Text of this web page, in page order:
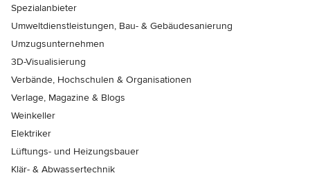
Spezialanbieter
Umweltdienstleistungen, Bau- & Gebäudesanierung
Umzugsunternehmen
3D-Visualisierung
Verbände, Hochschulen & Organisationen
Verlage, Magazine & Blogs
Weinkeller
Elektriker
Lüftungs- und Heizungsbauer
Klär- & Abwassertechnik